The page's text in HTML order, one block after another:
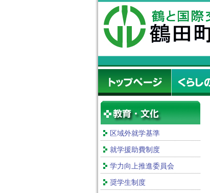
区域外就学基準
就学援助費制度
学力向上推進委員会
奨学生制度